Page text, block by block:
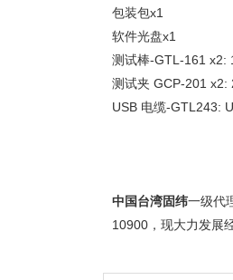
包装包x1
软件光盘x1
测试棒-GTL-161 x2:
测试夹 GCP-201 x2:
USB 电缆-GTL243:
中国台湾固纬一级代
10900，现大力发展